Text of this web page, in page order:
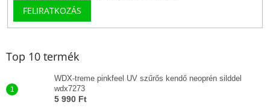
FELIRATKOZÁS
Top 10 termék
WDX-treme pinkfeel UV szűrős kendő neoprén silddel
wdx7273
5 990 Ft